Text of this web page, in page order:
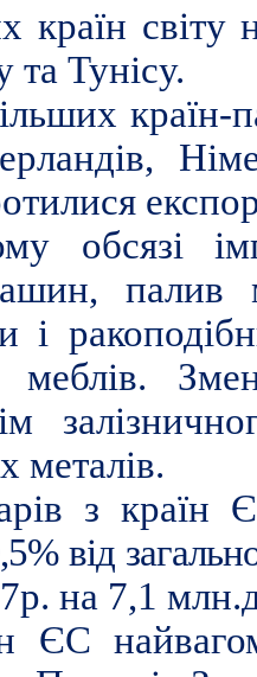
країн світу
та Тунісу.
країн-
обсязі
палив
i
меблів.
металів.
з країн
від
на 7,1
ЄС